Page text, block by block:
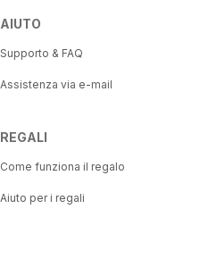
AIUTO
Supporto & FAQ
Assistenza via e-mail
REGALI
Come funziona il regalo
Aiuto per i regali